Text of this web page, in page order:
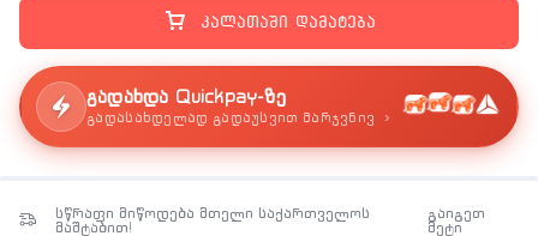
კალათაში დამატება
გადახდა Quickpay-ზე
გადასახდელად გადაუსვით მარჯვნივ ›
სწრაფი მიწოდება მთელი საქართველოს
მაშტაბით!
გაიგეთ
მეტი